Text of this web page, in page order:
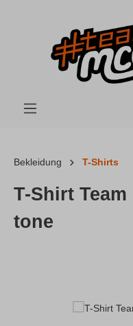
Bekleidung T-Shirts
T-Shirt
tone